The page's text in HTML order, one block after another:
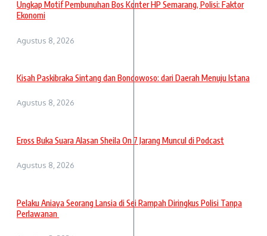
Ungkap Motif Pembunuhan Bos Konter HP Semarang, Polisi: Faktor
Ekonomi
Agustus 8, 2026
Kisah Paskibraka Sintang dan Bondowoso: dari Daerah Menuju Istana
Agustus 8, 2026
Eross Buka Suara Alasan Sheila On 7 Jarang Muncul di Podcast
Agustus 8, 2026
Pelaku Aniaya Seorang Lansia di Sei Rampah Diringkus Polisi Tanpa
Perlawanan